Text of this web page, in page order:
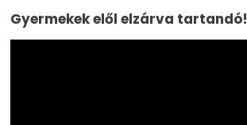
Gyermekek elől elzárva tartandó!